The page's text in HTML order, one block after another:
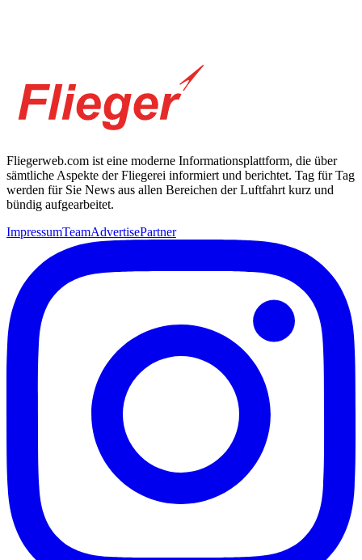
Fliegerweb.com ist eine moderne Informationsplattform, die über
sämtliche Aspekte der Fliegerei informiert und berichtet. Tag für Tag
werden für Sie News aus allen Bereichen der Luftfahrt kurz und
bündig aufgearbeitet.
ImpressumTeamAdvertisePartner